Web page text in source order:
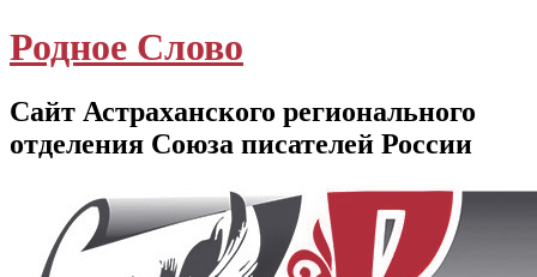
Родное Слово
Сайт Астраханского регионального
отделения Союза писателей России